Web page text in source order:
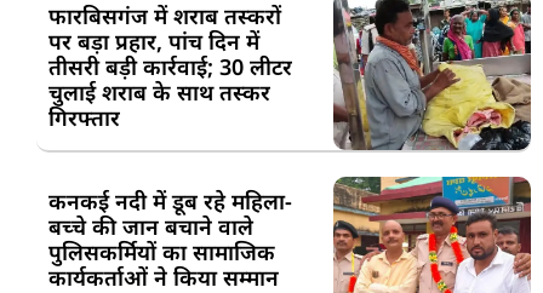
फारबिसगंज में शराब तस्करों
पर बड़ा प्रहार, पांच दिन में
तीसरी बड़ी कार्रवाई; 30 लीटर
चुलाई शराब के साथ तस्कर
गिरफ्तार
कनकई नदी में डूब रहे महिला-
बच्चे की जान बचाने वाले
पुलिसकर्मियों का सामाजिक
कार्यकर्ताओं ने किया सम्मान